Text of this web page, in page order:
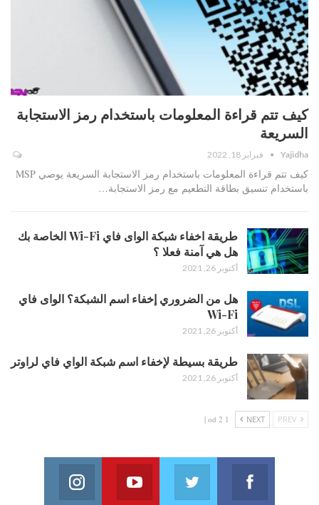
كيف تتم قراءة المعلومات باستخدام رمز الاستجابة
السريعة
Yajidha فبراير 18, 2022
كيف تتم قراءة المعلومات باستخدام رمز الاستجابة السريعة يوصي MSP
باستخدام تنسيق بطاقة التطعيم مع رمز الاستجابة…
طريقة اخفاء شبكة الواى فاي Wi-Fi الخاصة بك
هل هي آمنة فعلا ؟
أكتوبر 26, 2021
هل من الضروري إخفاء اسم الشبكة؟ الواى فاي
Wi-Fi
أكتوبر 26, 2021
طريقة بسيطة لإخفاء اسم شبكة الواي فاي لراوتر
أكتوبر 26, 2021
NEXT
1 od 2 |
Facebook
Join us on Facebook
Twitter
Join us on Twitter
Youtube
Join us on Youtube